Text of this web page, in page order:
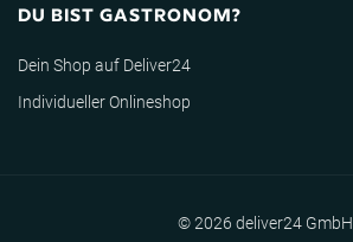
DU BIST GASTRONOM?
Dein Shop auf Deliver24
Individueller Onlineshop
© 2026 deliver24 GmbH